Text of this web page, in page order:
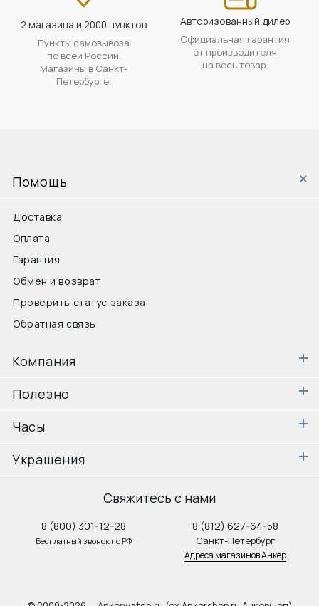
2 магазина и 2000 пунктов
Пункты самовывоза
по всей России.
Магазины в Санкт-
Петербурге.
Авторизованный дилер
Официальная гарантия
от производителя
на весь товар.
Помощь
Доставка
Оплата
Гарантия
Обмен и возврат
Проверить статус заказа
Обратная связь
Компания
Полезно
Часы
Украшения
Свяжитесь с нами
8 (800) 301-12-28
Бесплатный звонок по РФ
8 (812) 627-64-58
Санкт-Петербург
Адреса магазинов Анкер